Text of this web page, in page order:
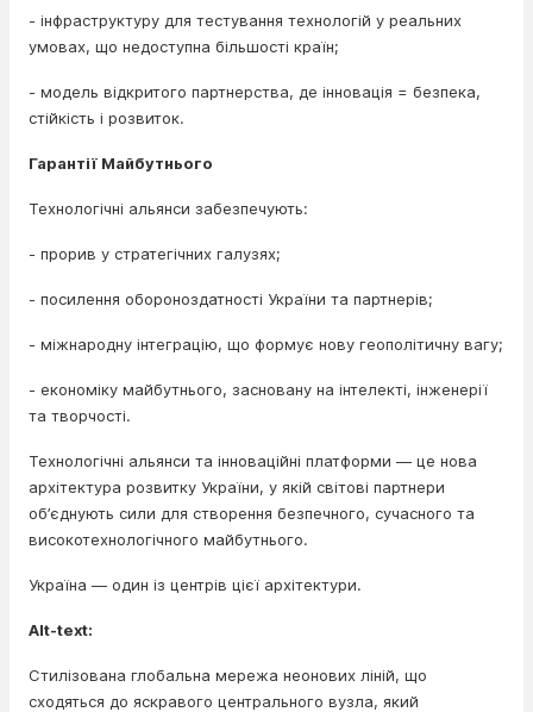
- інфраструктуру для тестування технологій у реальних
умовах, що недоступна більшості країн;
- модель відкритого партнерства, де інновація = безпека,
стійкість і розвиток.
Гарантії Майбутнього
Технологічні альянси забезпечують:
- прорив у стратегічних галузях;
- посилення обороноздатності України та партнерів;
- міжнародну інтеграцію, що формує нову геополітичну вагу;
- економіку майбутнього, засновану на інтелекті, інженерії
та творчості.
Технологічні альянси та інноваційні платформи — це нова
архітектура розвитку України, у якій світові партнери
об’єднують сили для створення безпечного, сучасного та
високотехнологічного майбутнього.
Україна — один із центрів цієї архітектури.
Alt-text:
Стилізована глобальна мережа неонових ліній, що
сходяться до яскравого центрального вузла, який